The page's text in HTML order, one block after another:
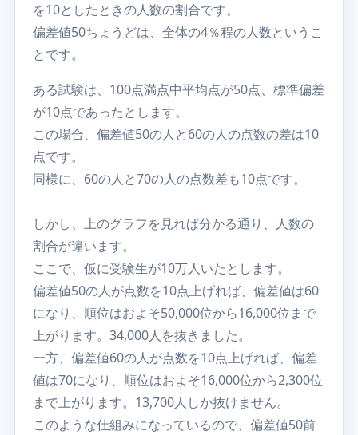
を10としたときの人数の割合です。
偏差値50ちょうどは、全体の4％程の人数というこ
とです。
ある試験は、100点満点中平均点が50点、標準偏差
が10点であったとします。
この場合、偏差値50の人と60の人の点数の差は10
点です。
同様に、60の人と70の人の点数差も10点です。
しかし、上のグラフを見れば分かる通り、人数の
割合が違います。
ここで、仮に受験生が10万人いたとします。
偏差値50の人が点数を10点上げれば、偏差値は60
になり、順位はおよそ50,000位から16,000位まで
上がります。34,000人を抜きました。
一方、偏差値60の人が点数を10点上げれば、偏差
値は70になり、順位はおよそ16,000位から2,300位
まで上がります。13,700人しか抜けません。
このような仕組みになっているので、偏差値50前